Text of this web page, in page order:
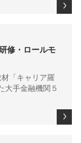
修・ロールモ
「キャリア羅
大手金融機関５